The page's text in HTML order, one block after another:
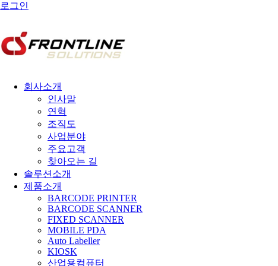
로그인
회사소개
인사말
연혁
조직도
사업분야
주요고객
찾아오는 길
솔루션소개
제품소개
BARCODE PRINTER
BARCODE SCANNER
FIXED SCANNER
MOBILE PDA
Auto Labeller
KIOSK
산업용컴퓨터